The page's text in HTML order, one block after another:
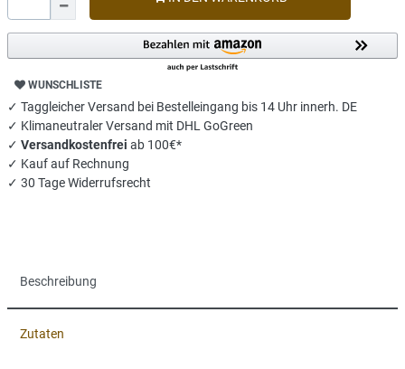
WUNSCHLISTE
✓ Taggleicher Versand bei Bestelleingang bis 14 Uhr innerh. DE
✓ Klimaneutraler Versand mit DHL GoGreen
✓ Versandkostenfrei ab 100€*
✓ Kauf auf Rechnung
✓ 30 Tage Widerrufsrecht
Beschreibung
Zutaten